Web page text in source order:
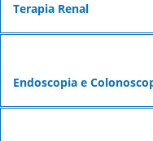
Terapia Renal
Endoscopia e